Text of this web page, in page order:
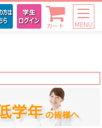
カート MENU